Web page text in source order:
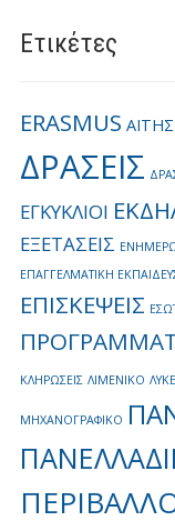
Ετικέτες
ERASMUS
ΔΡΑΣΕΙΣ
ΕΓΚΥΚΛΙΟΙ
ΕΞΕΤΑΣΕΙΣ
ΕΠΑΓΓΕΛΜΑΤΙΚΗ
ΕΠΙΣΚΕΨΕΙΣ
ΚΛΗΡΩΣΕΙΣ ΛΙΜΕΝΙΚΟ
ΜΗΧΑΝΟΓΡΑΦΙΚΟ